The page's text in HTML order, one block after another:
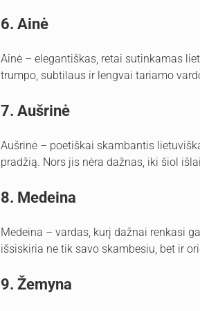
6. Ainė
Ainė – elegantiškas, retai sutinkamas
trumpo, subtilaus ir lengvai tariamo
7. Aušrinė
Aušrinė – poetiškai skambantis
pradžią. Nors jis nėra dažnas, iki šiol
8. Medeina
Medeina – vardas, kurį dažnai renkasi
išsiskiria ne tik savo skambesiu, bet ir
9. Žemyna